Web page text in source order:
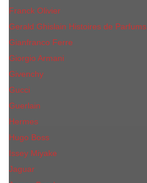
Franck Olivier
Gerald Ghislain Histoires de Parfums
Gianfranco Ferre
Giorgio Armani
Givenchy
Gucci
Guerlain
Hermes
Hugo Boss
Issey Miyake
Jaguar